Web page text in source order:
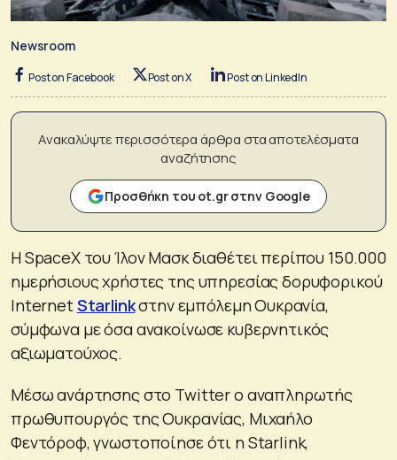
Newsroom
Post on Facebook Post on X Post on LinkedIn
Ανακαλύψτε περισσότερα άρθρα στα αποτελέσματα
αναζήτησης
Προσθήκη του ot.gr στην Google
Η SpaceX του Ίλον Μασκ διαθέτει περίπου 150.000
ημερήσιους χρήστες της υπηρεσίας δορυφορικού
InternetStarlinkστην εμπόλεμη Ουκρανία,
σύμφωνα με όσα ανακοίνωσε κυβερνητικός
αξιωματούχος.
Μέσω ανάρτησης στο Twitter o αναπληρωτής
πρωθυπουργός της Ουκρανίας, Μιχαήλο
Φεντόροφ, γνωστοποίησε ότι η Starlink,